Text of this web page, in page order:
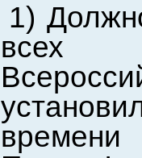
1)
всех